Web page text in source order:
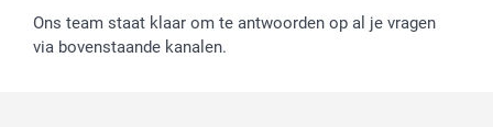
Reviews
service@smartphoto.nl
Huwelijk
Ons team staat klaar om te antwoorden op al je vragen
via bovenstaande kanalen.